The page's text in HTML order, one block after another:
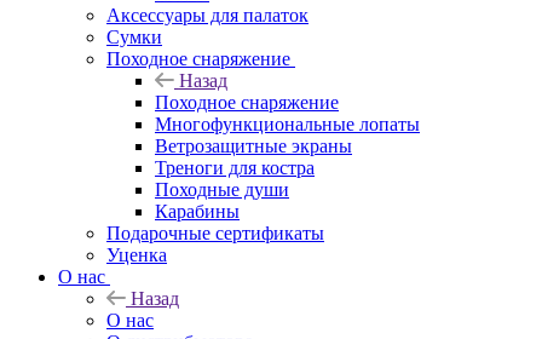
Аксессуары для палаток
Сумки
Походное снаряжение
Назад
Походное снаряжение
Многофункциональные лопаты
Ветрозащитные экраны
Треноги для костра
Походные души
Карабины
Подарочные сертификаты
Уценка
О нас
Назад
О нас